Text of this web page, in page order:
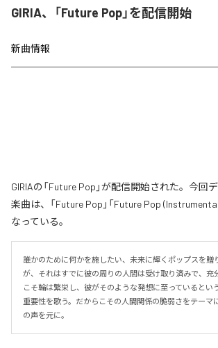
GIRIA、「Future Pop」を配信開始
新曲情報
GIRIAの「Future Pop」が配信開始された。今回
楽曲は、「Future Pop」「Future Pop
なっている。
誰かのために何かを施したい、未来に輝くポップスを贈
が、それはすでに彼の周りの人間は受け取り済みで、充
こそ輪は繁栄し、彼がそのような発想に至っているとい
重要性を歌う。だからこその人間関係の脆弱さをテーマ
の声を元に。